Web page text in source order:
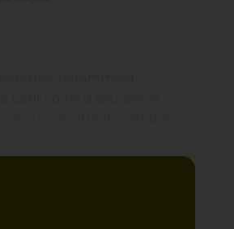
commerces et